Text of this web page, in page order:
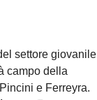
settore giovanile
campo della
e Ferreyra.